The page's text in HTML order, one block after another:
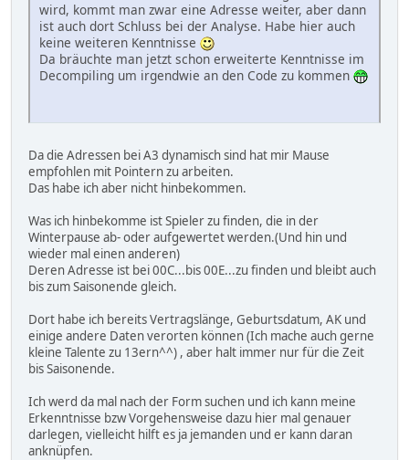
wird, kommt man zwar eine Adresse weiter, aber dann
ist auch dort Schluss bei der Analyse. Habe hier auch
keine weiteren Kenntnisse
Da bräuchte man jetzt schon erweiterte Kenntnisse im
Decompiling um irgendwie an den Code zu kommen
Da die Adressen bei A3 dynamisch sind hat mir Mause
empfohlen mit Pointern zu arbeiten.
Das habe ich aber nicht hinbekommen.
Was ich hinbekomme ist Spieler zu finden, die in der
Winterpause ab- oder aufgewertet werden.(Und hin und
wieder mal einen anderen)
Deren Adresse ist bei 00C...bis 00E...zu finden und bleibt auch
bis zum Saisonende gleich.
Dort habe ich bereits Vertragslänge, Geburtsdatum, AK und
einige andere Daten verorten können (Ich mache auch gerne
kleine Talente zu 13ern^^) , aber halt immer nur für die Zeit
bis Saisonende.
Ich werd da mal nach der Form suchen und ich kann meine
Erkenntnisse bzw Vorgehensweise dazu hier mal genauer
darlegen, vielleicht hilft es ja jemanden und er kann daran
anknüpfen.